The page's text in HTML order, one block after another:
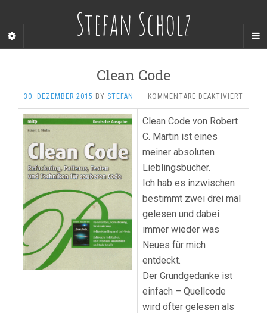
Stefan Scholz
Clean Code
30. DEZEMBER 2015 BY STEFAN · KOMMENTARE DEAKTIVIERT
CLEAN
Clean Code von Robert
C. Martin ist eines
meiner absoluten
Lieblingsbücher.
Ich hab es inzwischen
bestimmt zwei drei mal
gelesen und dabei
immer wieder was
Neues für mich
entdeckt.
Der Grundgedanke ist
einfach – Quellcode
wird öfter gelesen als